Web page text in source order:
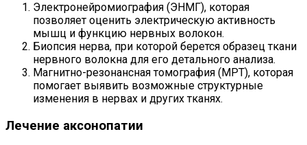
Электронейромиография (ЭНМГ), которая
позволяет оценить электрическую активность
мышц и функцию нервных волокон.
Биопсия нерва, при которой берется образец ткани
нервного волокна для его детального анализа.
Магнитно-резонансная томография (МРТ), которая
помогает выявить возможные структурные
изменения в нервах и других тканях.
Лечение аксонопатии